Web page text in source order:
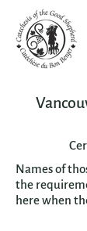
Names of
the
here when